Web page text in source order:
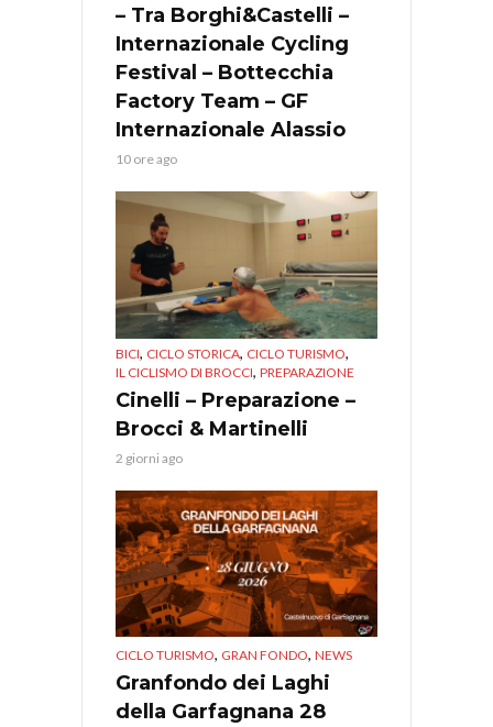
– Tra Borghi&Castelli –
Internazionale Cycling
Festival – Bottecchia
Factory Team – GF
Internazionale Alassio
10 ore ago
BICI, CICLO STORICA, CICLO TURISMO,
IL CICLISMO DI BROCCI, PREPARAZIONE
Cinelli – Preparazione –
Brocci & Martinelli
2 giorni ago
CICLO TURISMO, GRAN FONDO, NEWS
Granfondo dei Laghi
della Garfagnana 28